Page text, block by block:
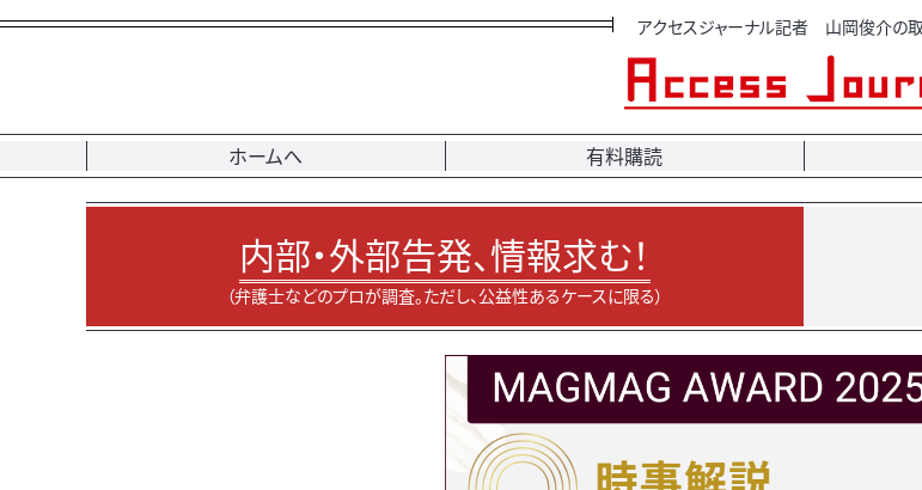
アクセスジャーナル記者 山岡俊介の
ホームへ 有料購読
内部・外部告発、情報求む！
（弁護士などのプロが調査。ただし、公益性あるケースに限る）